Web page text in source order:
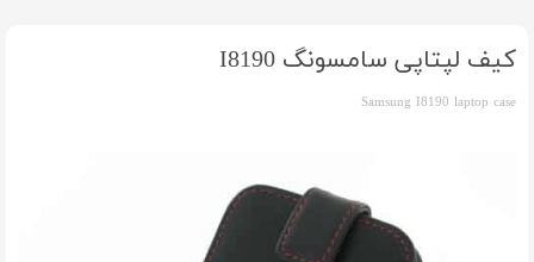
کیف لپتاپی سامسونگ I8190
Samsung I8190 laptop case